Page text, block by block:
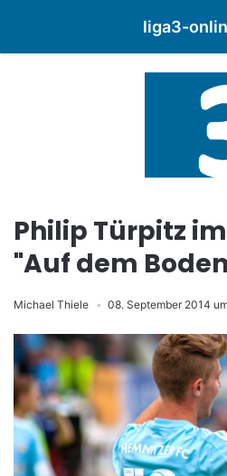
liga3-
Philip Türpitz
"Auf dem
Michael Thiele 08. September 2014